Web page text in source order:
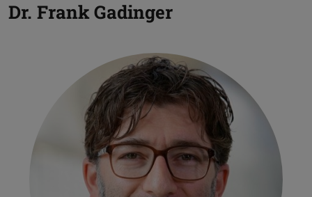
Dr. Frank Gadinger